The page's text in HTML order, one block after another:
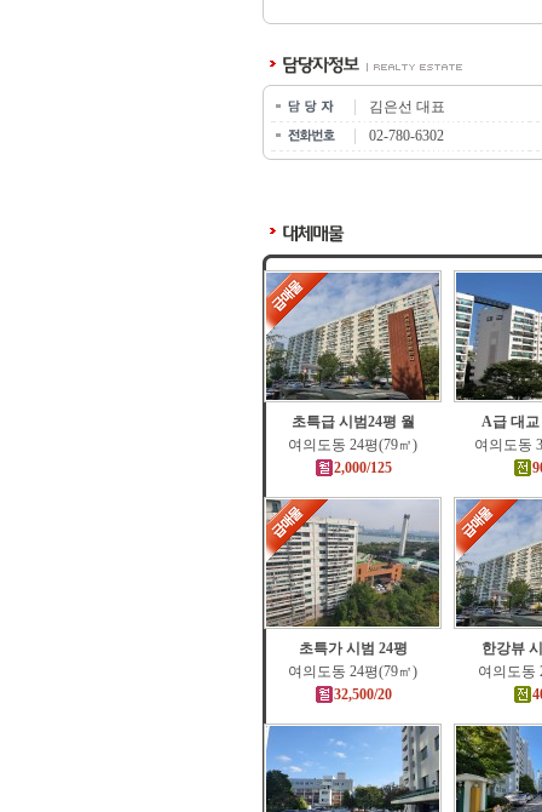
김은선 대표
02-780-6302
초특급 시범24평 월
여의도동 24평(79㎡)
2,000/125
A급 대교
여의도동
초특가 시범 24평
여의도동 24평(79㎡)
32,500/20
한강뷰
여의도동